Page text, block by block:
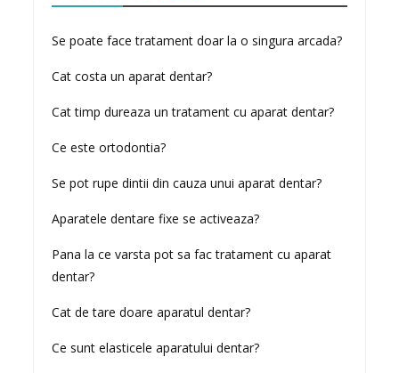
Se poate face tratament doar la o singura arcada?
Cat costa un aparat dentar?
Cat timp dureaza un tratament cu aparat dentar?
Ce este ortodontia?
Se pot rupe dintii din cauza unui aparat dentar?
Aparatele dentare fixe se activeaza?
Pana la ce varsta pot sa fac tratament cu aparat
dentar?
Cat de tare doare aparatul dentar?
Ce sunt elasticele aparatului dentar?